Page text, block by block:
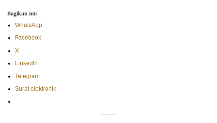
Bagikan ini:
WhatsApp
Facebook
X
LinkedIn
Telegram
Surat elektronik